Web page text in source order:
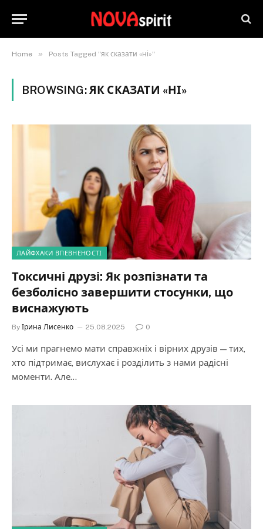
Home » Posts Tagged "як сказати «ні»"
BROWSING:ЯК СКАЗАТИ «НІ»
ЛАЙФХАКИ ВПЕВНЕНОСТІ
Токсичні друзі: Як розпізнати та
безболісно завершити стосунки, що
виснажують
By Ірина Лисенко 25.08.2025 0
Усі ми прагнемо мати справжніх і вірних друзів — тих,
хто підтримає, вислухає і розділить з нами радісні
моменти. Але…